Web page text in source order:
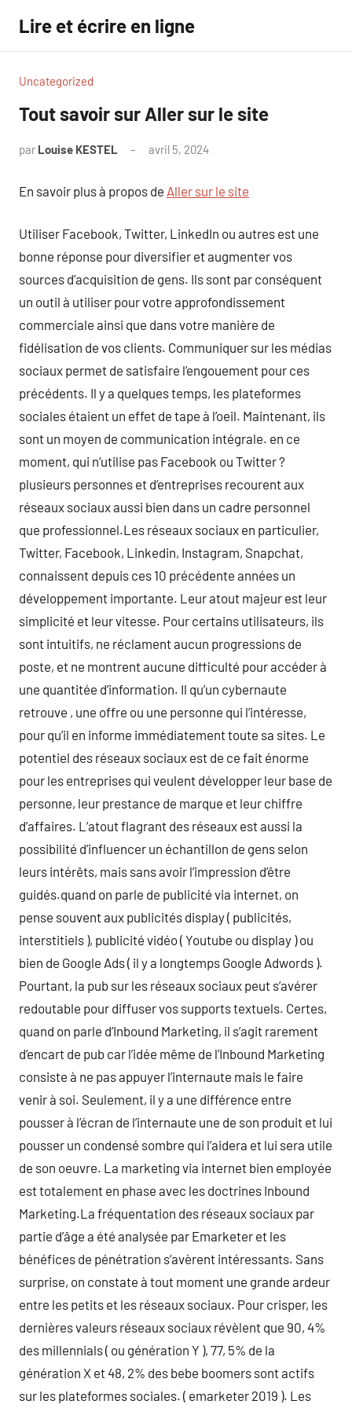
contenu
Lire et écrire en ligne
Uncategorized
Tout savoir sur Aller sur le site
par Louise KESTEL avril 5, 2024
En savoir plus à propos de Aller sur le site
Utiliser Facebook, Twitter, LinkedIn ou autres est une
bonne réponse pour diversifier et augmenter vos
sources d’acquisition de gens. Ils sont par conséquent
un outil à utiliser pour votre approfondissement
commerciale ainsi que dans votre manière de
fidélisation de vos clients. Communiquer sur les médias
sociaux permet de satisfaire l’engouement pour ces
précédents. Il y a quelques temps, les plateformes
sociales étaient un effet de tape à l’oeil. Maintenant, ils
sont un moyen de communication intégrale. en ce
moment, qui n’utilise pas Facebook ou Twitter ?
plusieurs personnes et d’entreprises recourent aux
réseaux sociaux aussi bien dans un cadre personnel
que professionnel.Les réseaux sociaux en particulier,
Twitter, Facebook, Linkedin, Instagram, Snapchat,
connaissent depuis ces 10 précédente années un
développement importante. Leur atout majeur est leur
simplicité et leur vitesse. Pour certains utilisateurs, ils
sont intuitifs, ne réclament aucun progressions de
poste, et ne montrent aucune difficulté pour accéder à
une quantitée d’information. Il qu’un cybernaute
retrouve , une offre ou une personne qui l’intéresse,
pour qu’il en informe immédiatement toute sa sites. Le
potentiel des réseaux sociaux est de ce fait énorme
pour les entreprises qui veulent développer leur base de
personne, leur prestance de marque et leur chiffre
d’affaires. L’atout flagrant des réseaux est aussi la
possibilité d’influencer un échantillon de gens selon
leurs intérêts, mais sans avoir l’impression d’être
guidés.quand on parle de publicité via internet, on
pense souvent aux publicités display ( publicités,
interstitiels ), publicité vidéo ( Youtube ou display ) ou
bien de Google Ads ( il y a longtemps Google Adwords ).
Pourtant, la pub sur les réseaux sociaux peut s’avérer
redoutable pour diffuser vos supports textuels. Certes,
quand on parle d’Inbound Marketing, il s’agit rarement
d’encart de pub car l’idée même de l’Inbound Marketing
consiste à ne pas appuyer l’internaute mais le faire
venir à soi. Seulement, il y a une différence entre
pousser à l’écran de l’internaute une de son produit et lui
pousser un condensé sombre qui l’aidera et lui sera utile
de son oeuvre. La marketing via internet bien employée
est totalement en phase avec les doctrines Inbound
Marketing.La fréquentation des réseaux sociaux par
partie d’âge a été analysée par Emarketer et les
bénéfices de pénétration s’avèrent intéressants. Sans
surprise, on constate à tout moment une grande ardeur
entre les petits et les réseaux sociaux. Pour crisper, les
dernières valeurs réseaux sociaux révèlent que 90, 4%
des millennials ( ou génération Y ), 77, 5% de la
génération X et 48, 2% des bebe boomers sont actifs
sur les plateformes sociales. ( emarketer 2019 ). Les